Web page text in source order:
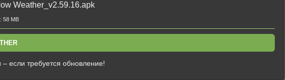
Weather_v2.59.16.apk
: 58 MB
– если требуется обновление!